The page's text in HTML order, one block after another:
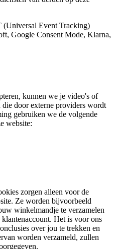
(Universal Event Tracking)
Google Consent Mode, Klarna,
kunnen we je video's of
die door externe providers wordt
gebruiken we de volgende
website:
zorgen alleen voor de
Ze worden bijvoorbeeld
winkelmandje te verzamelen
Het is voor ons
over jou te trekken en
worden verzameld, zullen